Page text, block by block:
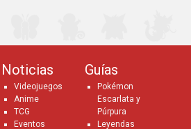
Noticias
Videojuegos
Anime
TCG
Eventos
Guías
Pokémon
Escarlata y
Púrpura
Leyendas